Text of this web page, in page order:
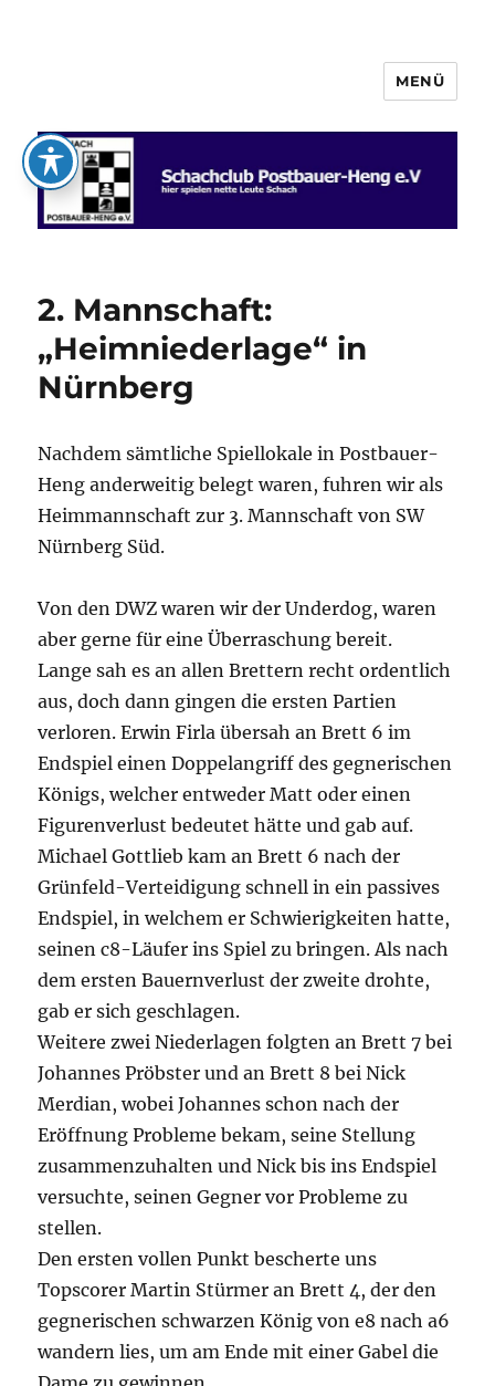
Schachclub Postbauer-Heng e.V.
MENÜ
2. Mannschaft:
„Heimniederlage“ in
Nürnberg
Nachdem sämtliche Spiellokale in Postbauer-
Heng anderweitig belegt waren, fuhren wir als
Heimmannschaft zur 3. Mannschaft von SW
Nürnberg Süd.
Von den DWZ waren wir der Underdog, waren
aber gerne für eine Überraschung bereit.
Lange sah es an allen Brettern recht ordentlich
aus, doch dann gingen die ersten Partien
verloren. Erwin Firla übersah an Brett 6 im
Endspiel einen Doppelangriff des gegnerischen
Königs, welcher entweder Matt oder einen
Figurenverlust bedeutet hätte und gab auf.
Michael Gottlieb kam an Brett 6 nach der
Grünfeld-Verteidigung schnell in ein passives
Endspiel, in welchem er Schwierigkeiten hatte,
seinen c8-Läufer ins Spiel zu bringen. Als nach
dem ersten Bauernverlust der zweite drohte,
gab er sich geschlagen.
Weitere zwei Niederlagen folgten an Brett 7 bei
Johannes Pröbster und an Brett 8 bei Nick
Merdian, wobei Johannes schon nach der
Eröffnung Probleme bekam, seine Stellung
zusammenzuhalten und Nick bis ins Endspiel
versuchte, seinen Gegner vor Probleme zu
stellen.
Den ersten vollen Punkt bescherte uns
Topscorer Martin Stürmer an Brett 4, der den
gegnerischen schwarzen König von e8 nach a6
wandern lies, um am Ende mit einer Gabel die